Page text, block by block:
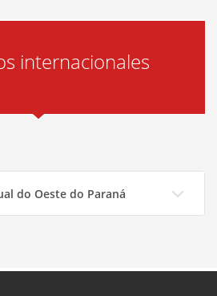
internacionales
do Oeste do Paraná